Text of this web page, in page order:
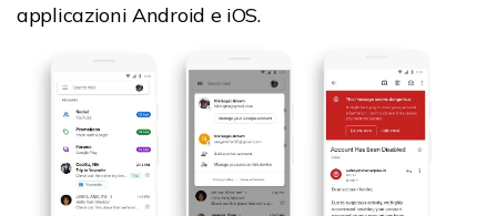
applicazioni Android e iOS.